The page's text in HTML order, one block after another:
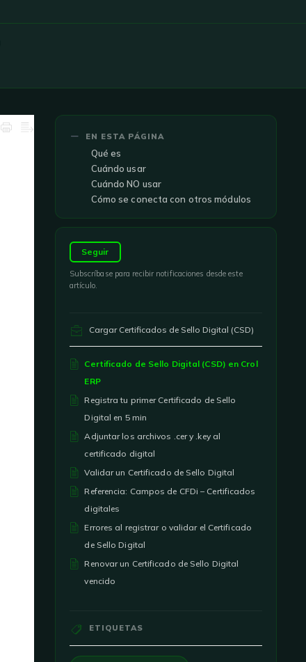
EN ESTA PÁGINA
Qué es
Cuándo usar
Cuándo NO usar
Cómo se conecta con otros módulos
Seguir
Subscríbase para recibir notificaciones desde este
artículo.
Cargar Certificados de Sello Digital (CSD)
Certificado de Sello Digital (CSD) en Crol
ERP
Registra tu primer Certificado de Sello
Digital en 5 min
Adjuntar los archivos .cer y .key al
certificado digital
Validar un Certificado de Sello Digital
Referencia: Campos de CFDi – Certificados
digitales
Errores al registrar o validar el Certificado
de Sello Digital
Renovar un Certificado de Sello Digital
vencido
ETIQUETAS